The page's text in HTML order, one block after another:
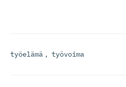
työelämä , työvoima